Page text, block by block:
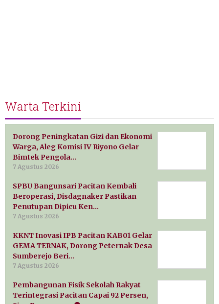
Warta Terkini
Dorong Peningkatan Gizi dan Ekonomi
Warga, Aleg Komisi IV Riyono Gelar
Bimtek Pengola…
7 Agustus 2026
SPBU Bangunsari Pacitan Kembali
Beroperasi, Disdagnaker Pastikan
Penutupan Dipicu Ken…
7 Agustus 2026
KKNT Inovasi IPB Pacitan KAB01 Gelar
GEMA TERNAK, Dorong Peternak Desa
Sumberejo Beri…
7 Agustus 2026
Pembangunan Fisik Sekolah Rakyat
Terintegrasi Pacitan Capai 92 Persen,